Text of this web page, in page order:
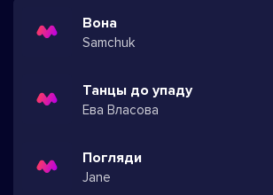
Вона
Samchuk
Танцы до упаду
Ева Власова
Погляди
Jane